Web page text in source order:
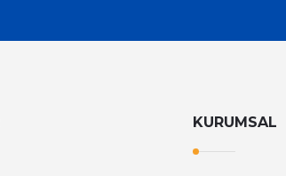
KURUMSAL